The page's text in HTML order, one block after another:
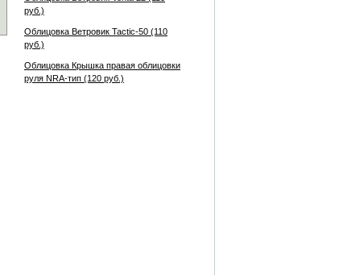
руб.)
Облицовка Ветровик Tactic-50 (110
руб.)
Облицовка Крышка правая облицовки
руля NRA-тип (120 руб.)